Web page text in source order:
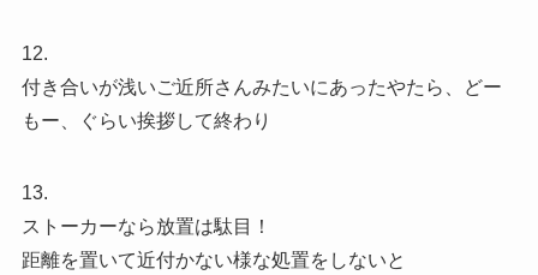
12.
付き合いが浅いご近所さんみたいにあったやたら、どー
もー、ぐらい挨拶して終わり
13.
ストーカーなら放置は駄目！
距離を置いて近付かない様な処置をしないと